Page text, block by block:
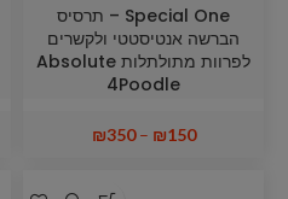
Special One – תרסיס
הברשה אנטיסטטי ולקשרים
לפרוות מתולתלות Absolute
4Poodle
₪150
–
₪350